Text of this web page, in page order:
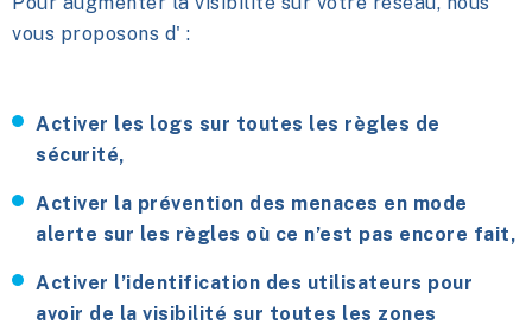
vous proposons d' :
Activer les logs sur toutes les règles de
sécurité,
Activer la prévention des menaces en mode
alerte sur les règles où ce n’est pas encore fait,
Activer l’identification des utilisateurs pour
avoir de la visibilité sur toutes les zones